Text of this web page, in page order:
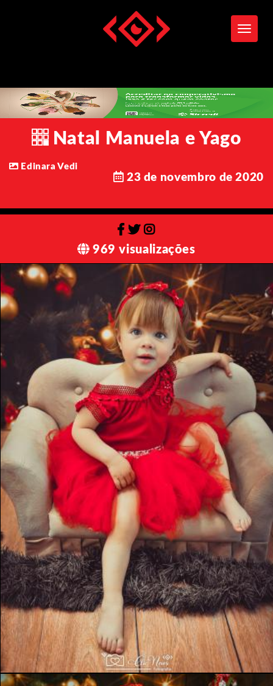
Natal Manuela e Yago
Edinara Vedi
23 de novembro de 2020
969 visualizações